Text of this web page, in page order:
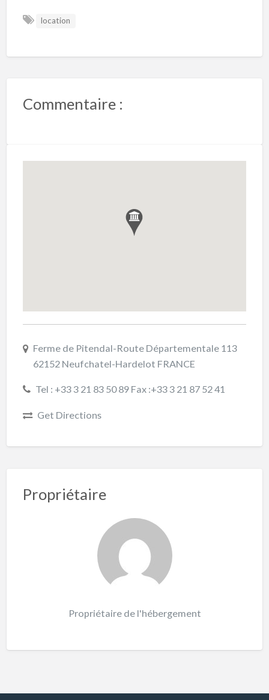
location
Commentaire :
Ferme de Pitendal-Route Départementale 113
62152 Neufchatel-Hardelot FRANCE
Tel : +33 3 21 83 50 89 Fax :+33 3 21 87 52 41
Get Directions
Propriétaire
Propriétaire de l'hébergement